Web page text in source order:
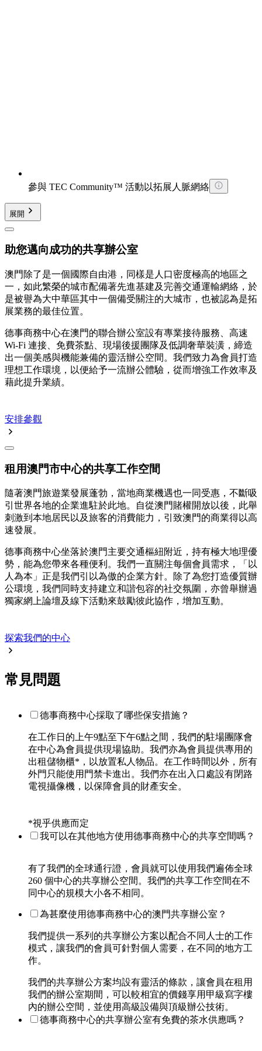
參與 TEC Community™ 活動以拓展人脈網絡
展開
助您邁向成功的共享辦公室
澳門除了是一個國際自由港，同樣是人口密度極高的地區之
一，如此繁榮的城市配備著先進基建及完善交通運輸網絡，於
是被譽為大中華區其中一個備受關注的大城市，也被認為是拓
展業務的最佳位置。
德事商務中心在澳門的聯合辦公室設有專業接待服務、高速
Wi-Fi 連接、免費茶點、現場後援團隊及低調奢華裝潢，締造
出一個美感與機能兼備的靈活辦公空間。我們致力為會員打造
理想工作環境，以便給予一流辦公體驗，從而增強工作效率及
藉此提升業績。
安排參觀
租用澳門市中心的共享工作空間
隨著澳門旅遊業發展蓬勃，當地商業機遇也一同受惠，不斷吸
引世界各地的企業進駐於此地。自從澳門賭權開放以後，此舉
刺激到本地居民以及旅客的消費能力，引致澳門的商業得以高
速發展。
德事商務中心坐落於澳門主要交通樞紐附近，持有極大地理優
勢，能為您帶來各種便利。我們一直關注每個會員需求，「以
人為本」正是我們引以為傲的企業方針。除了為您打造優質辦
公環境，我們同時支持建立和諧包容的社交氛圍，亦曾舉辦過
獨家網上論壇及線下活動來鼓勵彼此協作，增加互動。
探索我們的中心
常見問題
德事商務中心採取了哪些保安措施？
在工作日的上午9點至下午6點之間，我們的駐場團隊會
在中心為會員提供現場協助。我們亦為會員提供專用的
出租儲物櫃*，以放置私人物品。在工作時間以外，所有
外門只能使用門禁卡進出。我們亦在出入口處設有閉路
電視攝像機，以保障會員的財產安全。
*視乎供應而定
我可以在其他地方使用德事商務中心的共享空間嗎？
有了我們的全球通行證，會員就可以使用我們遍佈全球
260 個中心的共享辦公空間。我們的共享工作空間在不
同中心的規模大小各不相同。
為甚麼使用德事商務中心的澳門共享辦公室？
我們提供一系列的共享辦公方案以配合不同人士的工作
模式，讓我們的會員可針對個人需要，在不同的地方工
作。
我們的共享辦公方案均設有靈活的條款，讓會員在租用
我們的辦公室期間，可以較相宜的價錢享用甲級寫字樓
內的辦公空間，並使用高級設備與頂級辦公技術。
德事商務中心的共享辦公室有免費的茶水供應嗎？